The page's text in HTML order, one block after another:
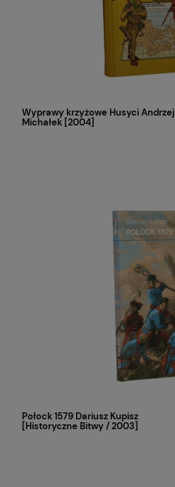
Wyprawy krzyżowe Husyci Andrzej
Michałek [2004]
Połock 1579 Dariusz Kupisz
[Historyczne Bitwy / 2003]